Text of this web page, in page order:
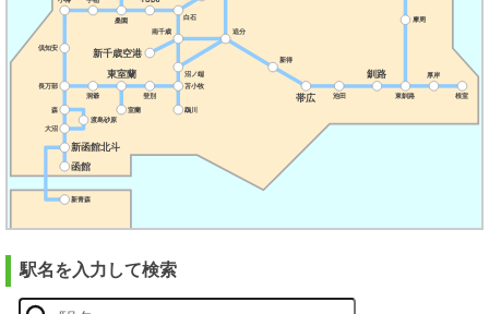
駅名を入力して検索